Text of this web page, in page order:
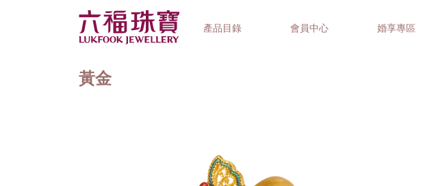
產品目錄 會員中心 婚享專區
黃金